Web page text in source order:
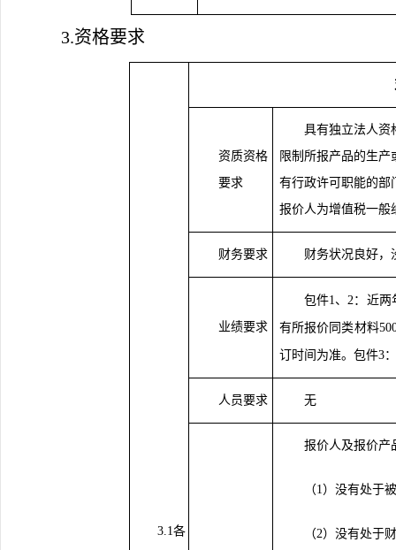
3.资格要求
3.1各
资质资格
要求
具有独立法人资
限制所报产品的生
有行政许可职能的部
报价人为增值税一般
财务要求 财务状况良好，
业绩要求
包件1、2：近两
有所报价同类材料
订时间为准。包件3
人员要求 无
报价人及报价产
（1）没有处于
（2）没有处于